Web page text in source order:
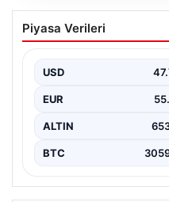
Atletico
orta sahasına
Atletico Mineiro
Piyasa Verileri
USD
EUR
ALTIN
BTC